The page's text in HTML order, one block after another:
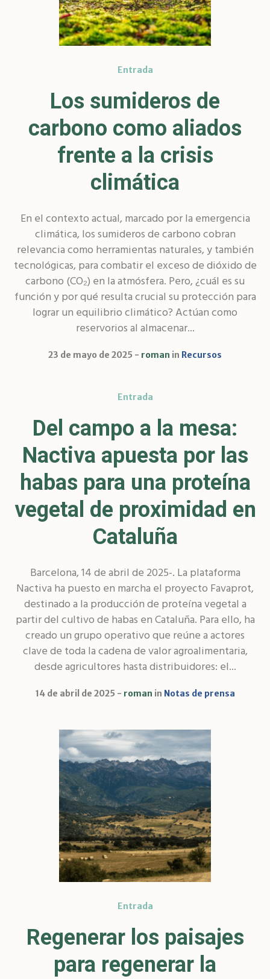
Entrada
Los sumideros de
carbono como aliados
frente a la crisis
climática
En el contexto actual, marcado por la emergencia
climática, los sumideros de carbono cobran
relevancia como herramientas naturales, y también
tecnológicas, para combatir el exceso de dióxido de
carbono (CO₂) en la atmósfera. Pero, ¿cuál es su
función y por qué resulta crucial su protección para
lograr un equilibrio climático? Actúan como
reservorios al almacenar...
23 de mayo de 2025 roman in Recursos
Entrada
Del campo a la mesa:
Nactiva apuesta por las
habas para una proteína
vegetal de proximidad en
Cataluña
Barcelona, 14 de abril de 2025-. La plataforma
Nactiva ha puesto en marcha el proyecto Favaprot,
destinado a la producción de proteína vegetal a
partir del cultivo de habas en Cataluña. Para ello, ha
creado un grupo operativo que reúne a actores
clave de toda la cadena de valor agroalimentaria,
desde agricultores hasta distribuidores: el...
14 de abril de 2025 roman in Notas de prensa
Entrada
Regenerar los paisajes
para regenerar la